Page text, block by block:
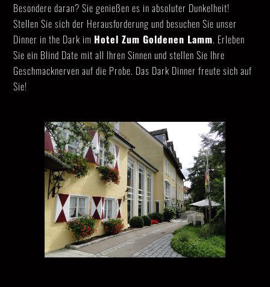
Besondere daran? Sie genießen es in absoluter Dunkelheit!
Stellen Sie sich der Herausforderung und besuchen Sie unser
Dinner in the Dark im Hotel Zum Goldenen Lamm. Erleben
Sie ein Blind Date mit all Ihren Sinnen und stellen Sie Ihre
Geschmacknerven auf die Probe. Das Dark Dinner freute sich auf
Sie!